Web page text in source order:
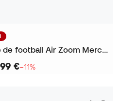
Chaussure de football Air Zoom Mercurial Superfly 11 Academy FG/MG
€−11%